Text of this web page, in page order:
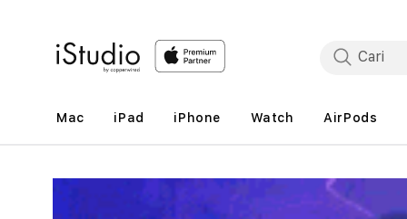
Mac iPad iPhone Watch AirPods
Lewati